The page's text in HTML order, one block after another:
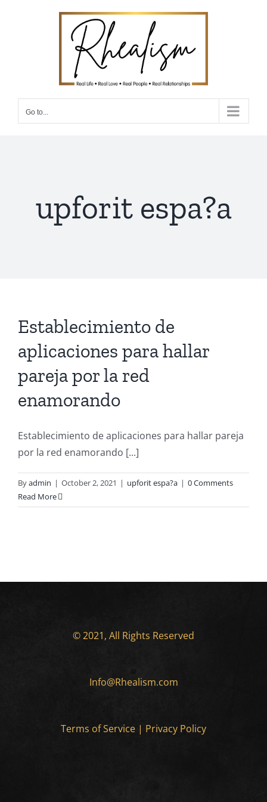
Go to...
upforit espa?a
Establecimiento de
aplicaciones para hallar
pareja por la red
enamorando
Establecimiento de aplicaciones para hallar pareja
por la red enamorando [...]
Byadmin | October 2, 2021 | upforit espa?a | 0 Comments
Read More
© 2021, All Rights Reserved
Info@Rhealism.com
Terms of Service | Privacy Policy